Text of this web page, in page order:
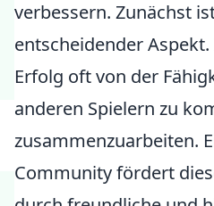
verbessern. Zunächst
entscheidender
Erfolg oft von der
anderen Spielern zu
zusammenzuarbeiten.
Community fördert